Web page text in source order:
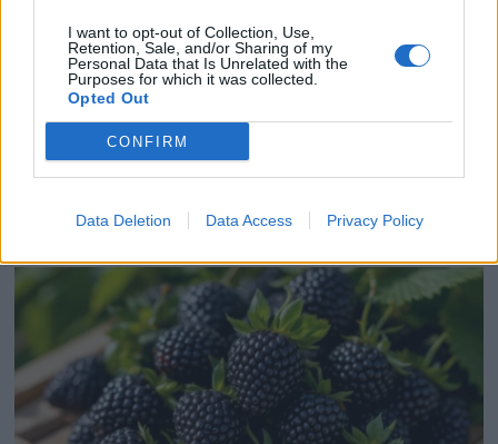
I want to opt-out of Collection, Use,
Retention, Sale, and/or Sharing of my
Personal Data that Is Unrelated with the
Purposes for which it was collected.
Opted Out
CONFIRM
Data Deletion Data Access Privacy Policy
Attention à votre potager : ces légumes attirent les
moustiques cet été
21 avril 2026